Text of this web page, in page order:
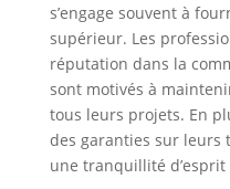
s’engage souvent à
supérieur. Les
réputation dans la
sont motivés à
tous leurs projets. En
des garanties sur leurs
une tranquillité